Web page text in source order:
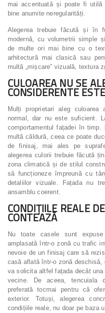
mai accentuată și poate fi
bine anumite neregularități.
Alegerea trebuie făcută și în
modernă, cu volumetrii simple
de multe ori mai bine cu o
arhitectură mai clasică sau
multă „mișcare” vizuală, textura
CULOAREA NU SE
CONSIDERENTE
Mulți proprietari aleg
normal, dar nu este suficient.
comportamentul fațadei în timp.
multă căldură, ceea ce poate
de finisaj, mai ales pe
alegerea culorii trebuie făcută
zona climatică și de stilul
să funcționeze împreună cu
detaliilor vizuale. Fațada nu
ansamblu coerent.
CONDIȚIILE REALE
CONTEAZĂ
Nu toate casele sunt
amplasată într-o zonă cu trafic
nevoie de un finisaj care să
casă aflată într-o zonă
va solicita altfel fațada decât
vecine. De aceea, tencuiala
preferată tocmai pentru că
exterior. Totuși, alegerea
condițiile reale, nu doar pe baza